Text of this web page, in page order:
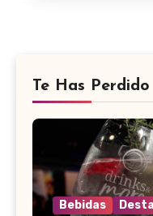
Te Has Perdido
Bebidas